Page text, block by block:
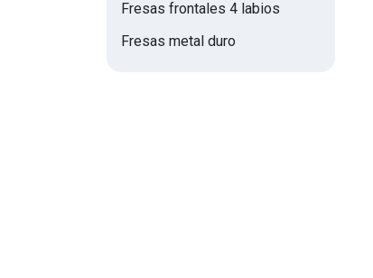
Fresas frontales 4 labios
Fresas metal duro